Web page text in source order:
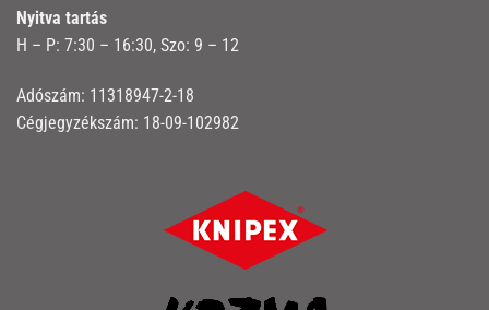
Nyitva tartás
H – P: 7:30 – 16:30, Szo: 9 – 12
Adószám: 11318947-2-18
Cégjegyzékszám: 18-09-102982